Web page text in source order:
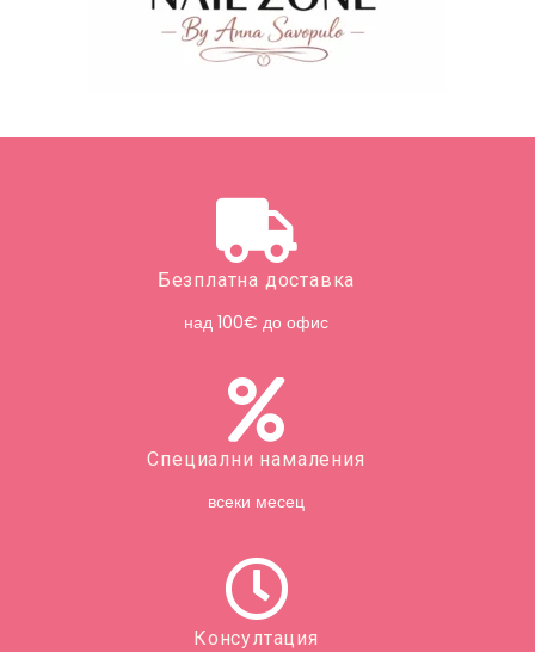
Безплатна доставка
над 100€ до офис
Специални намаления
всеки месец
Консултация